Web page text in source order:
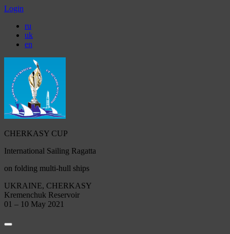
Login
ru
uk
en
CHERKASY CUP
International Sailing Ragatta
on folding multi-hull ships
UKRAINE, CHERKASY
Kremenchuk Reservoir
01 – 10 May 2021